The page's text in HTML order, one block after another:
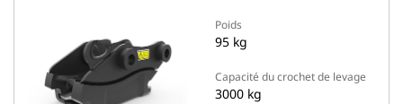
Poids
95 kg
Capacité du crochet de levage
3000 kg